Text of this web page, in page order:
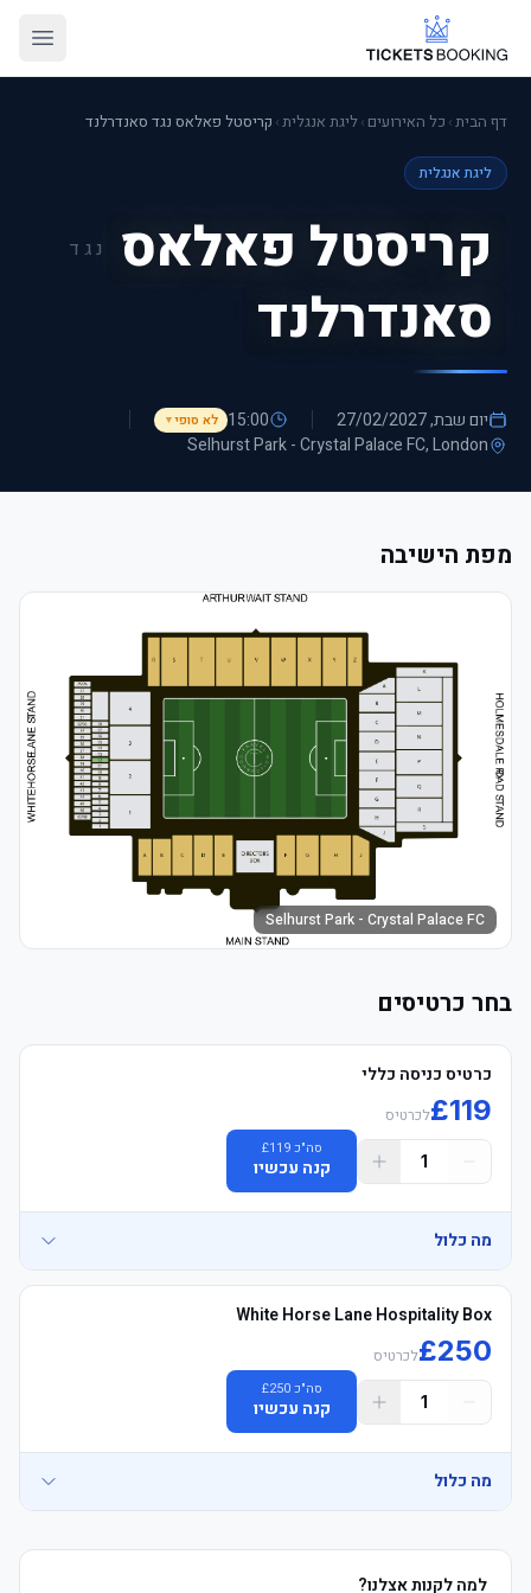
דף הבית› כל האירועים ›ליגת אנגלית› קריסטל פאלאס נגד סאנדרלנד
ליגת אנגלית
קריסטל פאלאס נגד
סאנדרלנד
יום שבת, 27/02/2027 15:00 לא סופי▼
Selhurst Park - Crystal Palace FC, London
מפת הישיבה
Selhurst Park - Crystal Palace FC
בחר כרטיסים
כרטיס כניסה כללי
£119 לכרטיס
1
סה"כ £119
קנה עכשיו
מה כלול
	• See where you&#39;ll be sitting - explore your view in 3D click
White Horse Lane Hospitality Box
£250 לכרטיס
1
סה"כ £250
קנה עכשיו
מה כלול
למה לקנות אצלנו?